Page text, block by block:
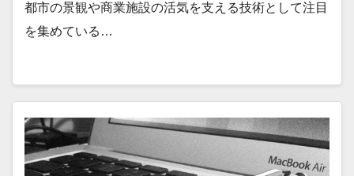
都市の景観や商業施設の活気を支える技術として注目
を集めている…